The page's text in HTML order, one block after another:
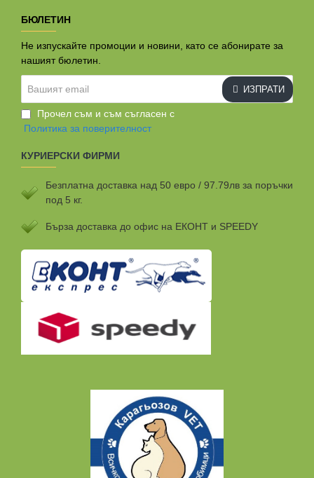
БЮЛЕТИН
Не изпускайте промоции и новини, като се абонирате за
нашият бюлетин.
email
ИЗПРАТИ
Прочел съм и съм съгласен с
Политика за поверителност
КУРИЕРСКИ ФИРМИ
Безплатна доставка над 50 евро / 97.79лв за поръчки
под 5 кг.
Бързa доставка до офис на ЕКОНТ и SPEEDY